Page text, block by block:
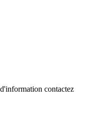
contactez